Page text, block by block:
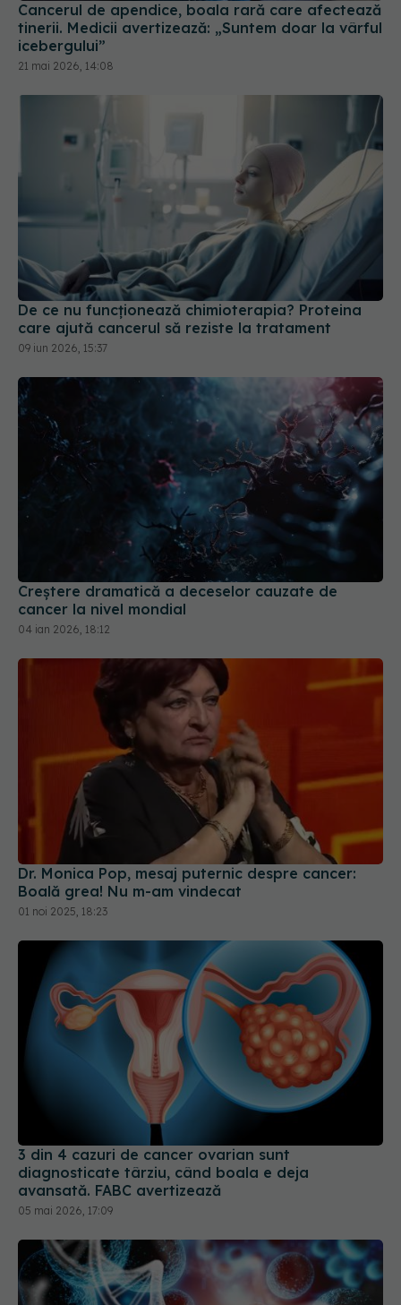
Cancerul de apendice, boala rară care afectează
tinerii. Medicii avertizează: „Suntem doar la vârful
icebergului”
21 mai 2026, 14:08
De ce nu funcționează chimioterapia? Proteina
care ajută cancerul să reziste la tratament
09 iun 2026, 15:37
Creștere dramatică a deceselor cauzate de
cancer la nivel mondial
04 ian 2026, 18:12
Dr. Monica Pop, mesaj puternic despre cancer:
Boală grea! Nu m-am vindecat
01 noi 2025, 18:23
3 din 4 cazuri de cancer ovarian sunt
diagnosticate târziu, când boala e deja
avansată. FABC avertizează
05 mai 2026, 17:09